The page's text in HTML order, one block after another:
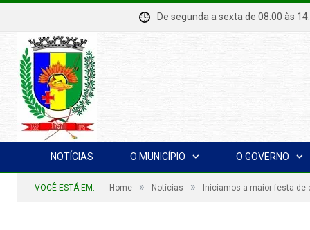
De segunda a sexta de 08:00
NOTÍCIAS O MUNICÍPIO O GOVERNO
VOCÊ ESTÁ EM: Home » Notícias » Iniciamos a maior festa